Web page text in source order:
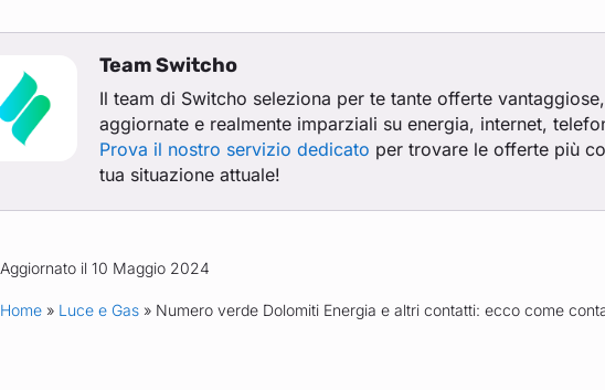
Team Switcho
Il team di Switcho seleziona per te tante offerte
aggiornate e realmente imparziali su energia, internet,
Prova il nostro servizio dedicato per trovare le offerte più
tua situazione attuale!
Aggiornato il 10 Maggio 2024
Home» Luce e Gas» Numero verde Dolomiti Energia e altri contatti: ecco come